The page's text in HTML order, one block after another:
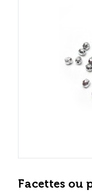
Facettes ou